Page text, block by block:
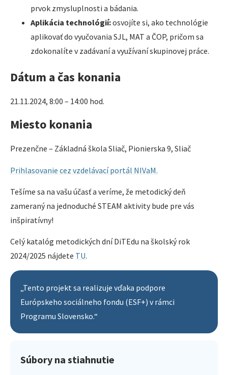
prvok zmysluplnosti a bádania.
Aplikácia technológií:osvojíte si, ako technológie
aplikovať do vyučovania SJL, MAT a ČOP, pričom sa
zdokonalíte v zadávaní a využívaní skupinovej práce.
Dátum a čas konania
21.11.2024, 8:00 – 14:00 hod.
Miesto konania
Prezenčne – Základná škola Sliač, Pionierska 9, Sliač
Prihlasovanie cez vzdelávací portál NIVaM.
Tešíme sa na vašu účasť a veríme, že metodický deň
zameraný na jednoduché STEAM aktivity bude pre vás
inšpiratívny!
Celý katalóg metodických dní DiTEdu na školský rok
2024/2025 nájdete TU.
„Tento projekt sa realizuje vďaka podpore
Európskeho sociálneho fondu (ESF+) v rámci
Programu Slovensko.“
Súbory na stiahnutie